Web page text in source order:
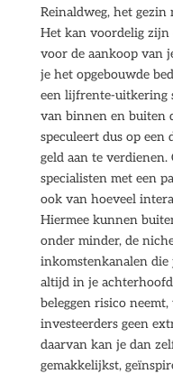
Reinaldweg, het gezin
Het kan voordelig zijn
voor de aankoop van
je het opgebouwde
een lijfrente-uitkering
van binnen en buiten
speculeert dus op een
geld aan te
specialisten met een
ook van hoeveel
Hiermee kunnen
onder minder, de
inkomstenkanalen die
altijd in je
beleggen risico
investeerders geen
daarvan kan je dan
gemakkelijkst,